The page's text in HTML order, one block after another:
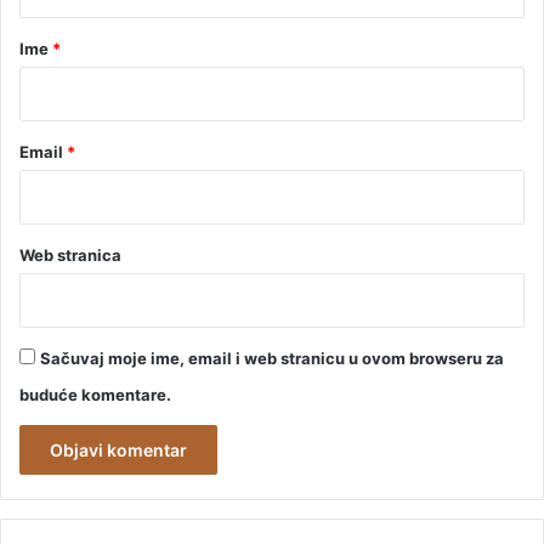
rIme *
Email *
Web stranica
Sačuvaj moje ime, email i web stranicu u ovom browseru za
buduće komentare.